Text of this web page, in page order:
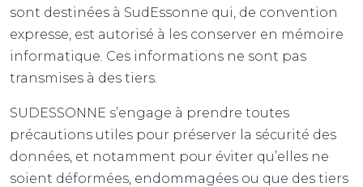
sont destinées à SudEssonne qui, de convention
expresse, est autorisé à les conserver en mémoire
informatique. Ces informations ne sont pas
transmises à des tiers.
SUDESSONNE s’engage à prendre toutes
précautions utiles pour préserver la sécurité des
données, et notamment pour éviter qu’elles ne
soient déformées, endommagées ou que des tiers